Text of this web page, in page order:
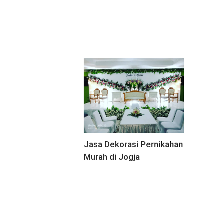
Jasa Dekorasi Pernikahan
Murah di Jogja